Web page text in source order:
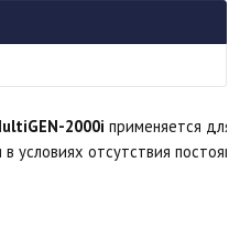
2000i применяется для
условиях отсутствия